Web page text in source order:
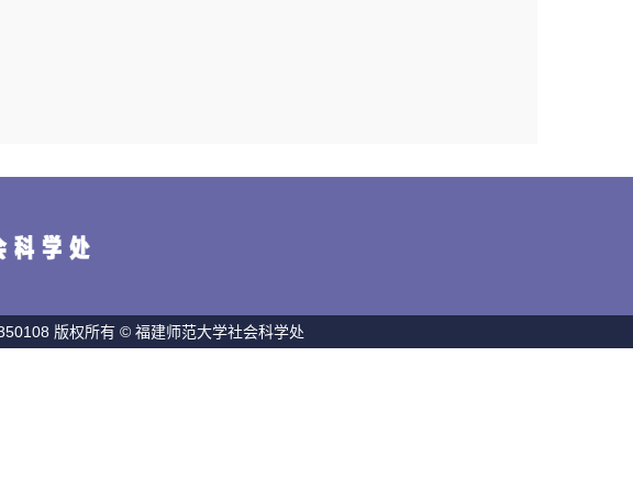
版权所有 © 福建师范大学社会科学处